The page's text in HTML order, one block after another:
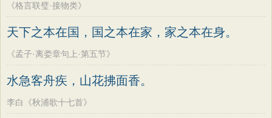
《格言联璧·接物类》
天下之本在国，国之本在家，家之本在身。
《孟子·离娄章句上·第五节》
水急客舟疾，山花拂面香。
李白《秋浦歌十七首》